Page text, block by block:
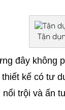
Tận
đây không
kế có tư
nổi trội và ấn